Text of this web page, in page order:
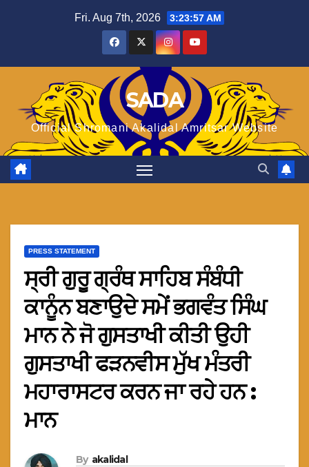
Fri. Aug 7th, 2026 3:23:57 AM
SADA
Official Shromani Akalidal Amritsar Website
PRESS STATEMENT
ਸ੍ਰੀ ਗੁਰੂ ਗ੍ਰੰਥ ਸਾਹਿਬ ਸੰਬੰਧੀ
ਕਾਨੂੰਨ ਬਣਾਉਦੇ ਸਮੇਂ ਭਗਵੰਤ ਸਿੰਘ
ਮਾਨ ਨੇ ਜੋ ਗੁਸਤਾਖੀ ਕੀਤੀ ਉਹੀ
ਗੁਸਤਾਖੀ ਫੜਨਵੀਸ ਮੁੱਖ ਮੰਤਰੀ
ਮਹਾਰਾਸਟਰ ਕਰਨ ਜਾ ਰਹੇ ਹਨ :
ਮਾਨ
By akalidal